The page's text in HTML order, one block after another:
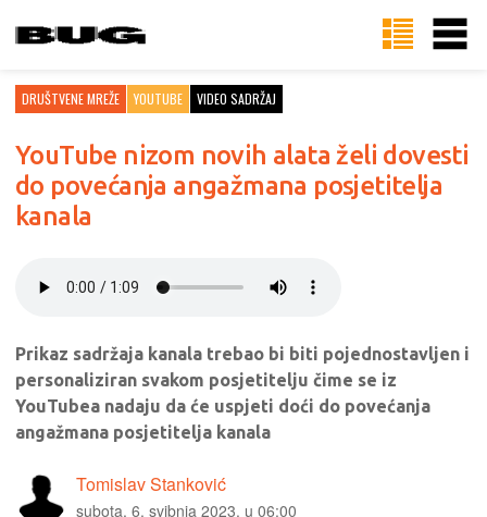
DRUŠTVENE MREŽE YOUTUBE VIDEO SADRŽAJ
YouTube nizom novih alata želi dovesti
do povećanja angažmana posjetitelja
kanala
Prikaz sadržaja kanala trebao bi biti pojednostavljen i
personaliziran svakom posjetitelju čime se iz
YouTubea nadaju da će uspjeti doći do povećanja
angažmana posjetitelja kanala
Tomislav Stanković
subota, 6. svibnja 2023. u 06:00